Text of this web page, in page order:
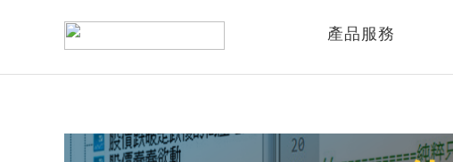
產品服務